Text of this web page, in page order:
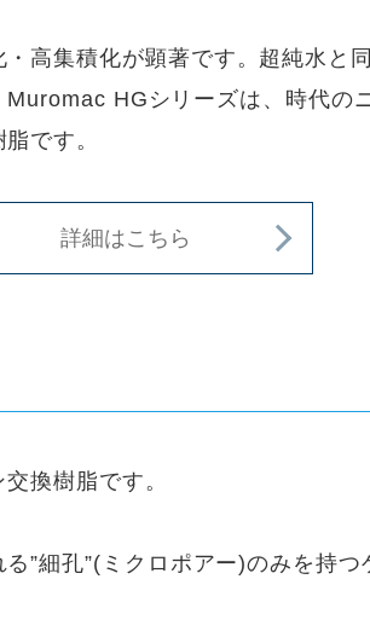
高集積化が顕著です。超純水と
HGシリーズは、時代の
です。
詳細はこちら
換樹脂です。
”細孔”(ミクロポアー)のみを持